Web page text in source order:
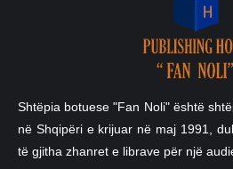
Shtëpia botuese "Fan Noli" është
në Shqipëri e krijuar në maj 1991,
të gjitha zhanret e librave për një